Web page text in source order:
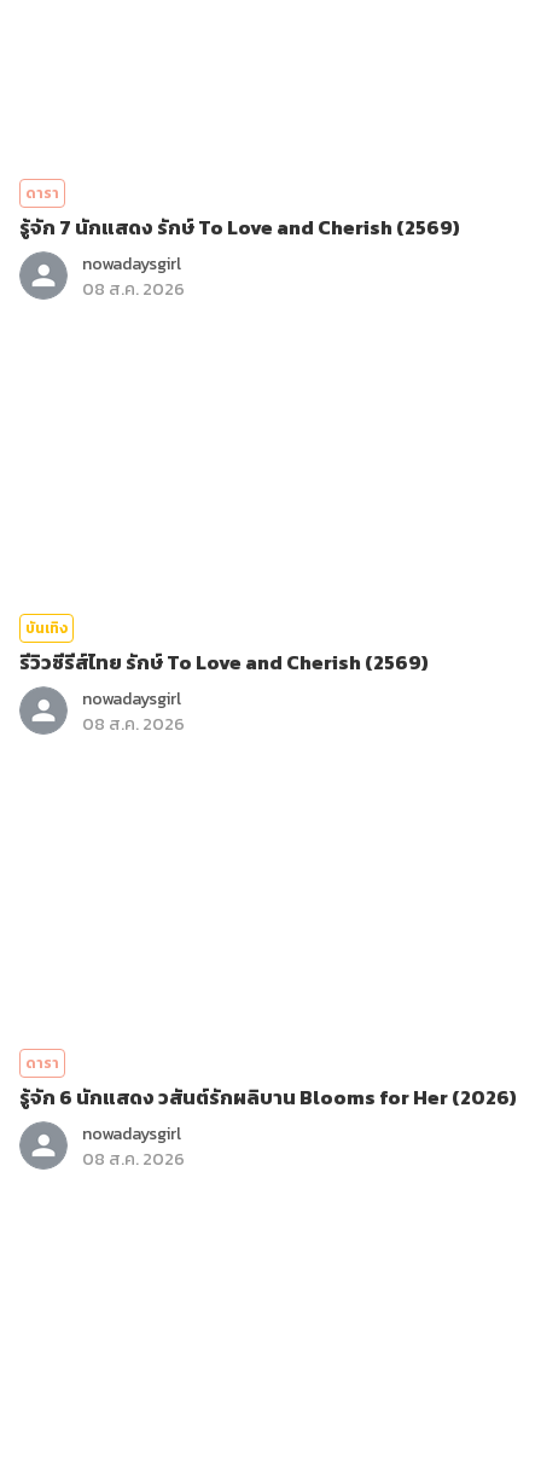
ดารา
รู้จัก 7 นักแสดง รักษ์ To Love and Cherish (2569)
nowadaysgirl
08 ส.ค. 2026
บันเทิง
รีวิวซีรีส์ไทย รักษ์ To Love and Cherish (2569)
nowadaysgirl
08 ส.ค. 2026
ดารา
รู้จัก 6 นักแสดง วสันต์รักผลิบาน Blooms for Her (2026)
nowadaysgirl
08 ส.ค. 2026